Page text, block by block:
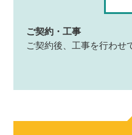
ご契約・工事
ご契約後、工事を行わせ